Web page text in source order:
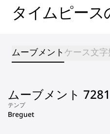
タイムピース
ムーブメント ケース文字
ムーブメント 7281
テンプ
Breguet